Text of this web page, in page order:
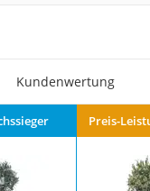
Kundenwertung
Preis-